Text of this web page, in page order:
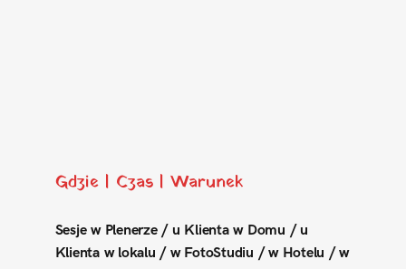
Gdzie | Czas | Warunek
Sesje w Plenerze / u Klienta w Domu / u
Klienta w lokalu / w FotoStudiu / w Hotelu / w